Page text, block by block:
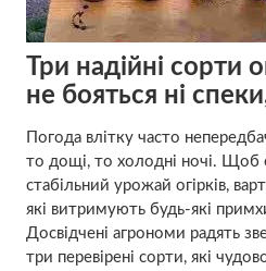
Три надійні сорти
не бояться ні
Погода влітку часто
то дощі, то холодні ночі. Щоб
стабільний урожай огірків,
які витримують будь-які
Досвідчені агрономи радять
три перевірені сорти, які